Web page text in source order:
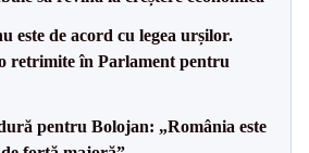
este de acord cu legea urșilor.
retrimite în Parlament pentru
pentru Bolojan: „România este